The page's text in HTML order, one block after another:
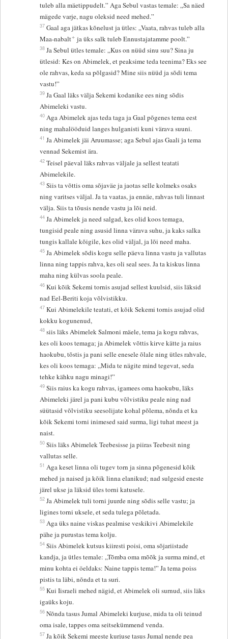
tuleb alla mäetippudelt.” Aga Sebul vastas temale: „Sa näed
mägede varje, nagu oleksid need mehed.”
37 Gaal aga jätkas kõnelust ja ütles: „Vaata, rahvas tuleb alla
Maa-nabalt+ ja üks salk tuleb Ennustajatamme poolt.”
38 Ja Sebul ütles temale: „Kus on nüüd sinu suu? Sina ju
ütlesid: Kes on Abimelek, et peaksime teda teenima? Eks see
ole rahvas, keda sa põlgasid? Mine siis nüüd ja sõdi tema
vastu!”
39 Ja Gaal läks välja Sekemi kodanike ees ning sõdis
Abimeleki vastu.
40 Aga Abimelek ajas teda taga ja Gaal põgenes tema eest
ning mahalööduid langes hulganisti kuni värava suuni.
41 Ja Abimelek jäi Aruumasse; aga Sebul ajas Gaali ja tema
vennad Sekemist ära.
42 Teisel päeval läks rahvas väljale ja sellest teatati
Abimelekile.
43 Siis ta võttis oma sõjaväe ja jaotas selle kolmeks osaks
ning varitses väljal. Ja ta vaatas, ja ennäe, rahvas tuli linnast
välja. Siis ta tõusis nende vastu ja lõi neid.
44 Ja Abimelek ja need salgad, kes olid koos temaga,
tungisid peale ning asusid linna värava suhu, ja kaks salka
tungis kallale kõigile, kes olid väljal, ja lõi need maha.
45 Ja Abimelek sõdis kogu selle päeva linna vastu ja vallutas
linna ning tappis rahva, kes oli seal sees. Ja ta kiskus linna
maha ning külvas soola peale.
46 Kui kõik Sekemi tornis asujad sellest kuulsid, siis läksid
nad Eel-Beriti koja võlvistikku.
47 Kui Abimelekile teatati, et kõik Sekemi tornis asujad olid
kokku kogunenud,
48 siis läks Abimelek Salmoni mäele, tema ja kogu rahvas,
kes oli koos temaga; ja Abimelek võttis kirve kätte ja raius
haokubu, tõstis ja pani selle enesele õlale ning ütles rahvale,
kes oli koos temaga: „Mida te nägite mind tegevat, seda
tehke kähku nagu minagi!”
49 Siis raius ka kogu rahvas, igamees oma haokubu, läks
Abimeleki järel ja pani kubu võlvistiku peale ning nad
süütasid võlvistiku seesolijate kohal põlema, nõnda et ka
kõik Sekemi torni inimesed said surma, ligi tuhat meest ja
naist.
50 Siis läks Abimelek Teebesisse ja piiras Teebesit ning
vallutas selle.
51 Aga keset linna oli tugev torn ja sinna põgenesid kõik
mehed ja naised ja kõik linna elanikud; nad sulgesid eneste
järel ukse ja läksid üles torni katusele.
52 Ja Abimelek tuli torni juurde ning sõdis selle vastu; ja
ligines torni uksele, et seda tulega põletada.
53 Aga üks naine viskas pealmise veskikivi Abimelekile
pähe ja purustas tema kolju.
54 Siis Abimelek kutsus kiiresti poisi, oma sõjariistade
kandja, ja ütles temale: „Tõmba oma mõõk ja surma mind, et
minu kohta ei öeldaks: Naine tappis tema!” Ja tema poiss
pistis ta läbi, nõnda et ta suri.
55 Kui Iisraeli mehed nägid, et Abimelek oli surnud, siis läks
igaüks koju.
56 Nõnda tasus Jumal Abimeleki kurjuse, mida ta oli teinud
oma isale, tappes oma seitsekümmend venda.
57 Ja kõik Sekemi meeste kurjuse tasus Jumal nende pea